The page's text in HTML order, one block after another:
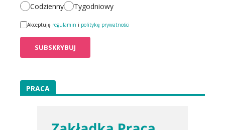
Codzienny Tygodniowy
Akceptuję regulamin i politykę prywatności
PRACA